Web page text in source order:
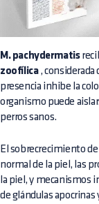
M. pachydermatis
zoofílica, considerada
presencia inhibe la
organismo puede
perros sanos.
El sobrecrecimiento
normal de la piel, las
la piel, y mecanismos
de glándulas